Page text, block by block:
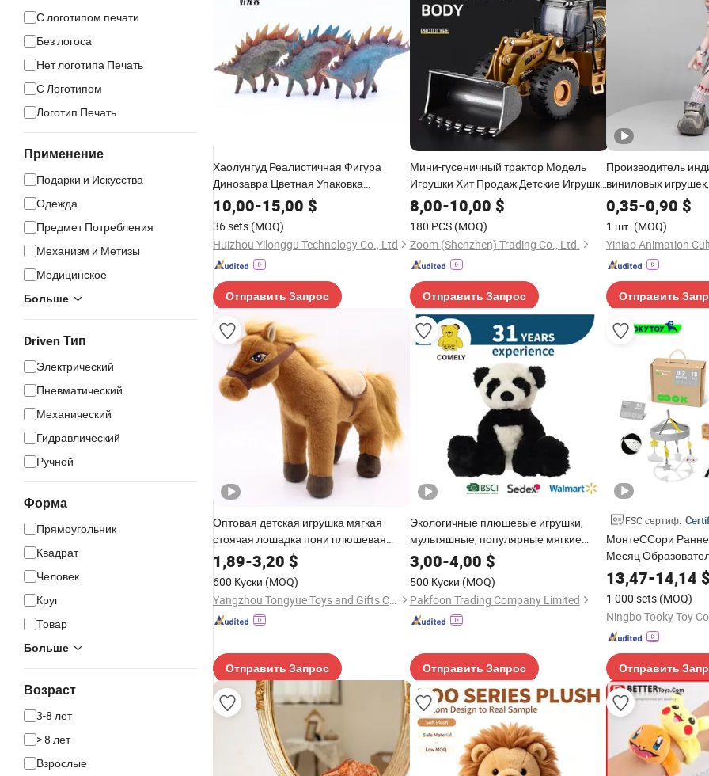
С логотипом печати
Без логоса
Нет логотипа Печать
С Логотипом
Логотип Печать
Применение
Подарки и Искусства
Одежда
Предмет Потребления
Механизм и Метизы
Медицинское
Больше
Driven Тип
Электрический
Пневматический
Механический
Гидравлический
Ручной
Форма
Прямоугольник
Квадрат
Человек
Круг
Товар
Больше
Возраст
3-8 лет
> 8 лет
Взрослые
Хаолунгуд Реалистичная Фигура
Динозавра Цветная Упаковка
Игрушечного Набора Рождественский
Подарок на День Рождения для Детей
10,00-15,00 $
36 sets (MOQ)
Huizhou Yilonggu Technology Co., Ltd
Отправить Запрос
Мини-гусеничный трактор Модель
Игрушки Хит Продаж Детские Игрушки
Серия Инженерных Машин Лучший
Выбор Подарков для Детей
8,00-10,00 $
180 PCS (MOQ)
Zoom (Shenzhen) Trading Co., Ltd.
Отправить Запрос
Производитель
виниловых
фигурок, аниме-
0,35-0,90 $
1 шт. (MOQ)
Отправить
Оптовая детская игрушка мягкая
стоячая лошадка пони плюшевая
мягкая игрушка для детей
1,89-3,20 $
600 Куски (MOQ)
Yangzhou Tongyue Toys and Gifts Co., Ltd.
Отправить Запрос
Экологичные плюшевые игрушки,
мультяшные, популярные мягкие
игрушки, подарки, плюшевые изделия,
оптовая кастомизация, OEM,
животные, рекламные товары
3,00-4,00 $
500 Куски (MOQ)
Pakfoon Trading Company Limited
Отправить Запрос
FSC сертиф.
МонтеССори
Месяц
Игрушка для
Подарок
13,47-14,14
1 000 sets (MOQ)
Ningbo Tooky Toy
Отправить